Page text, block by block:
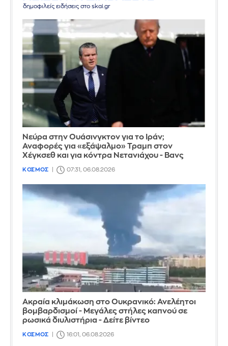
δημοφιλείς ειδήσεις στο skai.gr
Νεύρα στην Ουάσινγκτον για το Ιράν;
Αναφορές για «εξάψαλμο» Τραμπ στον
Χέγκσεθ και για κόντρα Νετανιάχου - Βανς
ΚΟΣΜΟΣ 07:31, 06.08.2026
Ακραία κλιμάκωση στο Ουκρανικό: Ανελέητοι
βομβαρδισμοί - Μεγάλες στήλες καπνού σε
ρωσικά διυλιστήρια - Δείτε βίντεο
ΚΟΣΜΟΣ 16:01, 06.08.2026